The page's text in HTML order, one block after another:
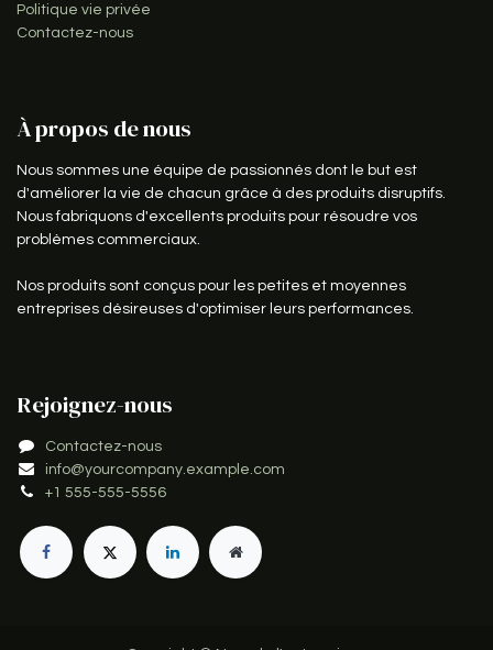
Politique vie privée
Contactez-nous
À propos de nous
Nous sommes une équipe de passionnés dont le but est
d'améliorer la vie de chacun grâce à des produits disruptifs.
Nous fabriquons d'excellents produits pour résoudre vos
problèmes commerciaux.
Nos produits sont conçus pour les petites et moyennes
entreprises désireuses d'optimiser leurs performances.
Rejoignez-nous
Contactez-nous
info@yourcompany.example.com
+1 555-555-5556